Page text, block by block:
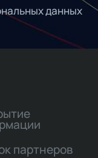
данных
партнеров